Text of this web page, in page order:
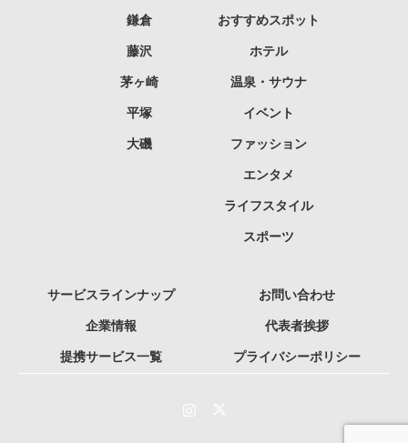
鎌倉
藤沢
茅ヶ崎
平塚
大磯
おすすめスポット
ホテル
温泉・サウナ
イベント
ファッション
エンタメ
ライフスタイル
スポーツ
サービスラインナップ お問い合わせ
企業情報 代表者挨拶
提携サービス一覧 プライバシーポリシー